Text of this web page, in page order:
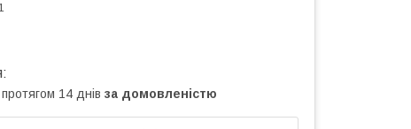
14 днів за домовленістю